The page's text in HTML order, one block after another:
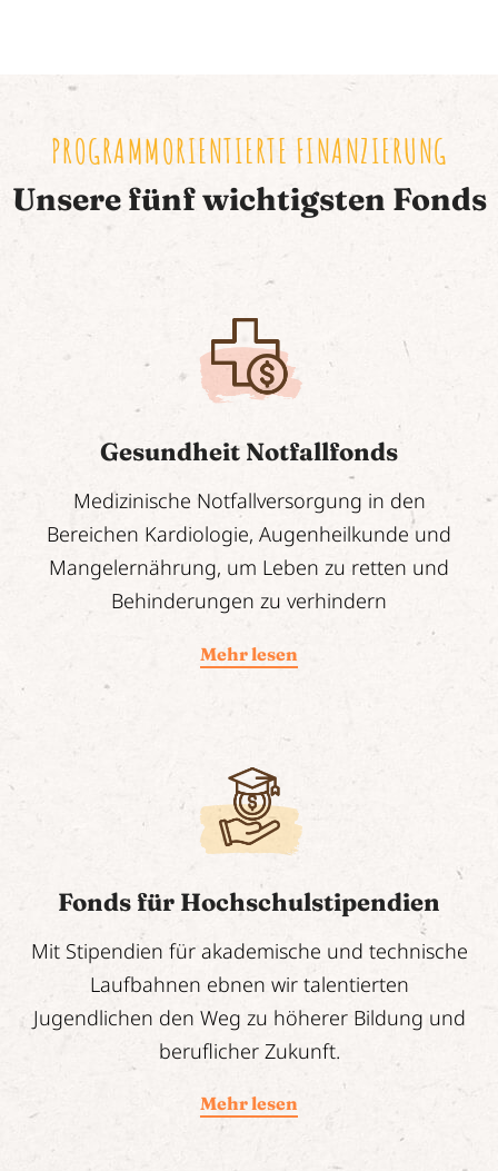
PROGRAMMORIENTIERTE FINANZIERUNG
Unsere fünf wichtigsten Fonds
Gesundheit Notfallfonds
Medizinische Notfallversorgung in den
Bereichen Kardiologie, Augenheilkunde und
Mangelernährung, um Leben zu retten und
Behinderungen zu verhindern
Mehr lesen
Fonds für Hochschulstipendien
Mit Stipendien für akademische und technische
Laufbahnen ebnen wir talentierten
Jugendlichen den Weg zu höherer Bildung und
beruflicher Zukunft.
Mehr lesen